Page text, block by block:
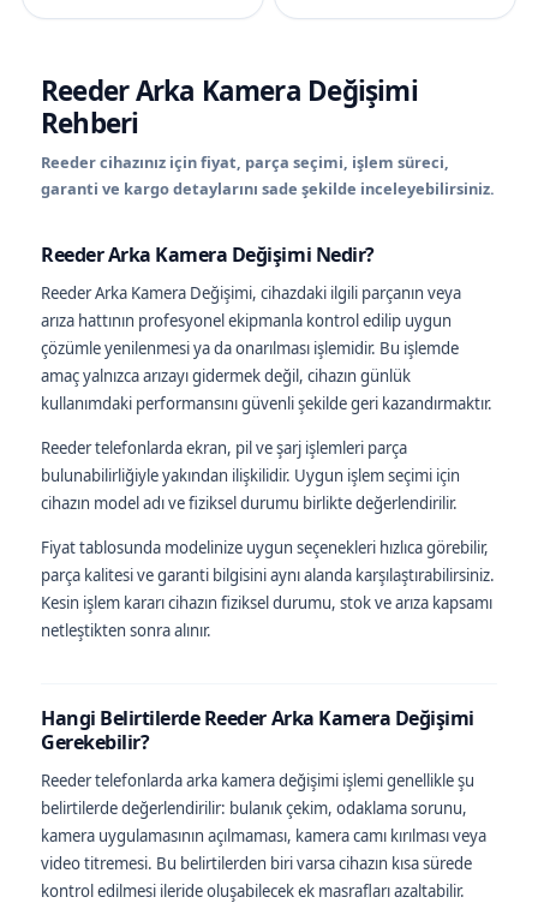
Reeder Arka Kamera Değişimi
Rehberi
Reeder cihazınız için fiyat, parça seçimi, işlem süreci,
garanti ve kargo detaylarını sade şekilde inceleyebilirsiniz.
Reeder Arka Kamera Değişimi Nedir?
Reeder Arka Kamera Değişimi, cihazdaki ilgili parçanın veya
arıza hattının profesyonel ekipmanla kontrol edilip uygun
çözümle yenilenmesi ya da onarılması işlemidir. Bu işlemde
amaç yalnızca arızayı gidermek değil, cihazın günlük
kullanımdaki performansını güvenli şekilde geri kazandırmaktır.
Reeder telefonlarda ekran, pil ve şarj işlemleri parça
bulunabilirliğiyle yakından ilişkilidir. Uygun işlem seçimi için
cihazın model adı ve fiziksel durumu birlikte değerlendirilir.
Fiyat tablosunda modelinize uygun seçenekleri hızlıca görebilir,
parça kalitesi ve garanti bilgisini aynı alanda karşılaştırabilirsiniz.
Kesin işlem kararı cihazın fiziksel durumu, stok ve arıza kapsamı
netleştikten sonra alınır.
Hangi Belirtilerde Reeder Arka Kamera Değişimi
Gerekebilir?
Reeder telefonlarda arka kamera değişimi işlemi genellikle şu
belirtilerde değerlendirilir: bulanık çekim, odaklama sorunu,
kamera uygulamasının açılmaması, kamera camı kırılması veya
video titremesi. Bu belirtilerden biri varsa cihazın kısa sürede
kontrol edilmesi ileride oluşabilecek ek masrafları azaltabilir.